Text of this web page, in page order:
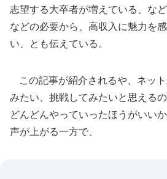
志望する大卒者が増えている、な
などの必要から、高収入に魅力を
い、とも伝えている。
この記事が紹介されるや、ネッ
みたい、挑戦してみたいと思える
どんどんやっていったほうがいい
声が上がる一方で、